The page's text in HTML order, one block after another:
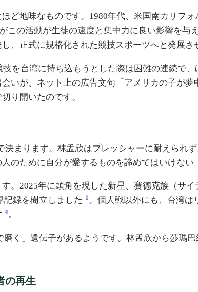
ど地味なものです。1980年代、米国南カリフ
この活動が生徒の速度と集中力に良い影響を与
、正式に規格化された競技スポーツへと発展さ
を台湾に持ち込もうとした際は困難の連続で
いが、ネット上の広告文句「アメリカの子が
り開いたのです。
決まります。林孟欣はプレッシャーに耐えら
のために自分が愛するものを諦めてはいけな
。2025年に頭角を現した新星、賽德克族（サ
記録を樹立しました 1 。個人戦以外にも、台湾は
4。
磨く」遺伝子があるようです。林孟欣から莎
の再生